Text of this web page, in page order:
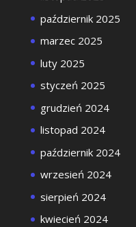
październik 2025
marzec 2025
luty 2025
styczeń 2025
grudzień 2024
listopad 2024
październik 2024
wrzesień 2024
sierpień 2024
kwiecień 2024